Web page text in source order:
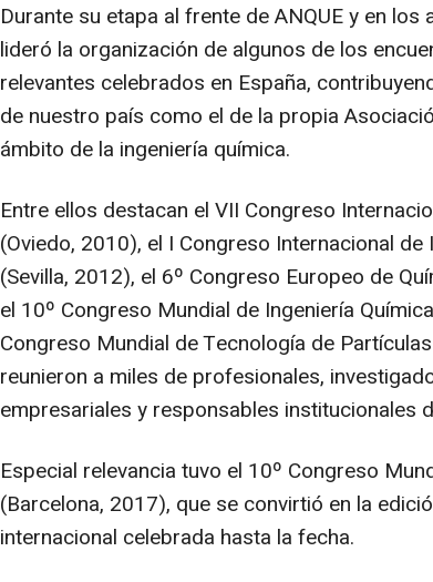
Durante su etapa al frente de ANQUE y en
lideró la organización de algunos de los
relevantes celebrados en España,
de nuestro país como el de la propia
ámbito de la ingeniería química.
Entre ellos destacan el VII Congreso
(Oviedo, 2010), el I Congreso Internacional de
(Sevilla, 2012), el 6º Congreso Europeo de
el 10º Congreso Mundial de Ingeniería
Congreso Mundial de Tecnología de
reunieron a miles de profesionales,
empresariales y responsables institucionales
Especial relevancia tuvo el 10º Congreso
(Barcelona, 2017), que se convirtió en la
internacional celebrada hasta la fecha.